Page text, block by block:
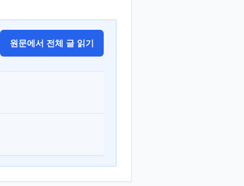
원문에서 전체 글 읽기